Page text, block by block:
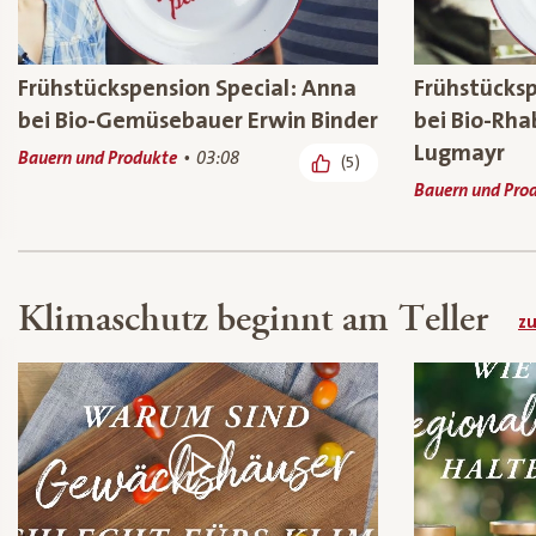
Frühstückspension Special: Anna
bei Bio-Gemüsebauer Erwin Binder
Bauern und Produkte 03:08 (5)
bei Bio-
Lugmayr
Bauern und
Klimaschutz beginnt am Teller